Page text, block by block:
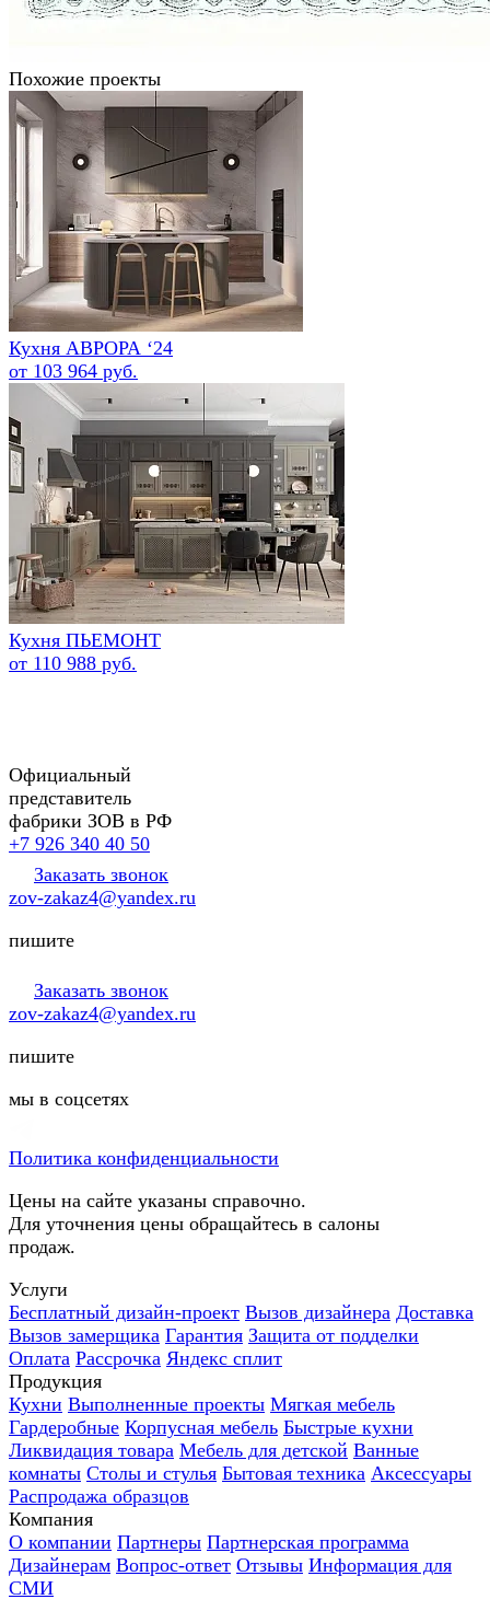
Похожие проекты
Кухня АВРОРА ‘24
от 103 964 руб.
Кухня ПЬЕМОНТ
от 110 988 руб.
Официальный
представитель
фабрики ЗОВ в РФ
+7 926 340 40 50
Заказать звонок
zov-zakaz4@yandex.ru
пишите
Заказать звонок
zov-zakaz4@yandex.ru
пишите
мы в соцсетях
Политика конфиденциальности
Цены на сайте указаны справочно.
Для уточнения цены обращайтесь в салоны
продаж.
Услуги
Бесплатный дизайн-проект Вызов дизайнера Доставка
Вызов замерщика Гарантия Защита от подделки
Оплата Рассрочка Яндекс сплит
Продукция
Кухни Выполненные проекты Мягкая мебель
Гардеробные Корпусная мебель Быстрые кухни
Ликвидация товара Мебель для детской Ванные
комнаты Столы и стулья Бытовая техника Аксессуары
Распродажа образцов
Компания
О компании Партнеры Партнерская программа
Дизайнерам Вопрос-ответ Отзывы Информация для
СМИ